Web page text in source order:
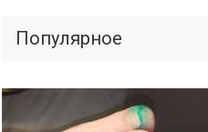
Популярное